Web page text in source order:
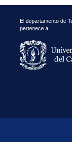
El departamento de
pertenece a: